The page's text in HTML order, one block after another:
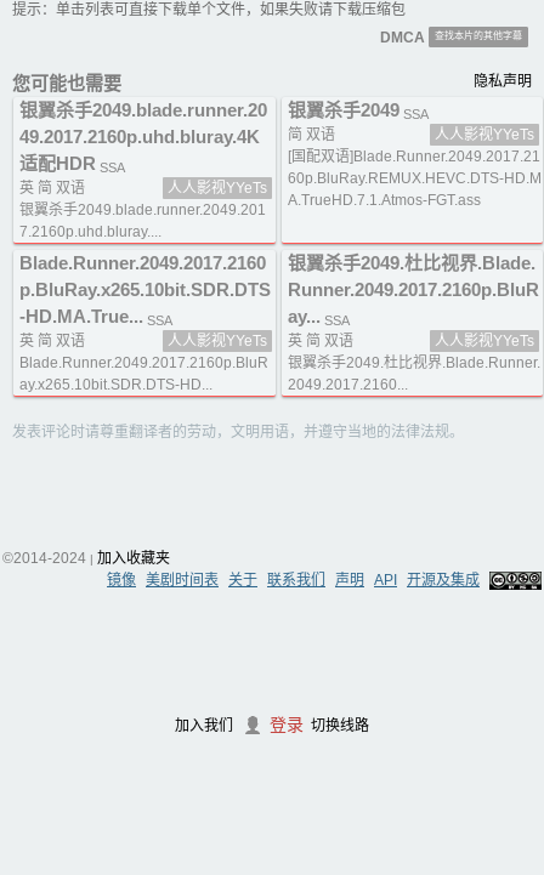
加入我们 登录 切换线路
提示：单击列表可直接下载单个文件，如果失败请下载压缩包
DMCA
查找本片的其他字幕
您可能也需要 隐私声明
银翼杀手2049.blade.runner.20
49.2017.2160p.uhd.bluray.4K
适配HDR SSA
英 简 双语
人人影视YYeTs
银翼杀手2049.blade.runner.2049.201
7.2160p.uhd.bluray....
银翼杀手2049 SSA
简 双语
人人影视YYeTs
[国配双语]Blade.Runner.2049.2017.21
60p.BluRay.REMUX.HEVC.DTS-HD.M
A.TrueHD.7.1.Atmos-FGT.ass
Blade.Runner.2049.2017.2160
p.BluRay.x265.10bit.SDR.DTS
-HD.MA.True... SSA
英 简 双语
人人影视YYeTs
Blade.Runner.2049.2017.2160p.BluR
ay.x265.10bit.SDR.DTS-HD...
银翼杀手2049.杜比视界.Blade.
Runner.2049.2017.2160p.BluR
ay... SSA
英 简 双语
人人影视YYeTs
银翼杀手2049.杜比视界.Blade.Runner.
2049.2017.2160...
发表评论时请尊重翻译者的劳动，文明用语，并遵守当地的法律法规。
©2014-2024 | 加入收藏夹
镜像 美剧时间表 关于 联系我们 声明 API 开源及集成